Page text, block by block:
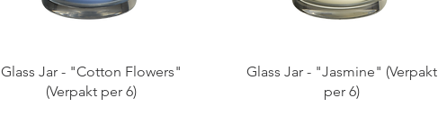
Glass Jar - "Cotton Flowers"
(Verpakt per 6)
Glass Jar - "Jasmine" (Verpakt
per 6)